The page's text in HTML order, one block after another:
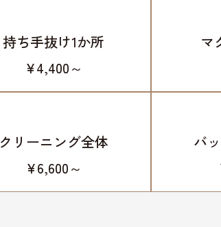
持ち手抜け1か所
¥4,400～
マ
クリーニング全体
¥6,600～
バ